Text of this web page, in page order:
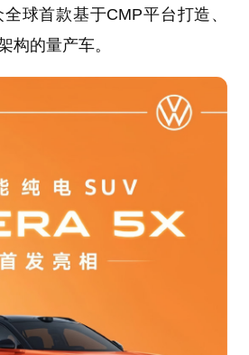
球首款基于CMP平台打造、
构的量产车。